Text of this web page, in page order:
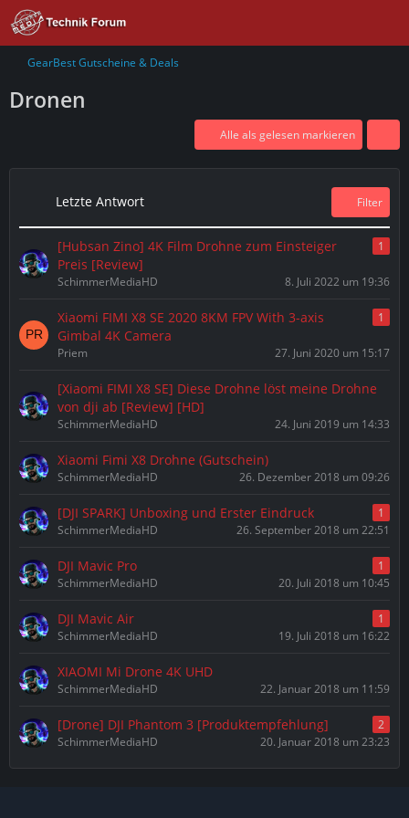
GearBest Gutscheine & Deals
Dronen
Alle als gelesen markieren
Letzte Antwort Filter
[Hubsan Zino] 4K Film Drohne zum Einsteiger
Preis [Review]
1
SchimmerMediaHD 8. Juli 2022 um 19:36
Xiaomi FIMI X8 SE 2020 8KM FPV With 3-axis
Gimbal 4K Camera
1
Priem 27. Juni 2020 um 15:17
[Xiaomi FIMI X8 SE] Diese Drohne löst meine Drohne
von dji ab [Review] [HD]
SchimmerMediaHD 24. Juni 2019 um 14:33
Xiaomi Fimi X8 Drohne (Gutschein)
SchimmerMediaHD 26. Dezember 2018 um 09:26
[DJI SPARK] Unboxing und Erster Eindruck
1
SchimmerMediaHD
26. September 2018 um 22:51
DJI Mavic Pro
1
SchimmerMediaHD
20. Juli 2018 um 10:45
DJI Mavic Air
1
SchimmerMediaHD
19. Juli 2018 um 16:22
XIAOMI Mi Drone 4K UHD
SchimmerMediaHD 22. Januar 2018 um 11:59
[Drone] DJI Phantom 3 [Produktempfehlung]
2
SchimmerMediaHD
20. Januar 2018 um 23:23